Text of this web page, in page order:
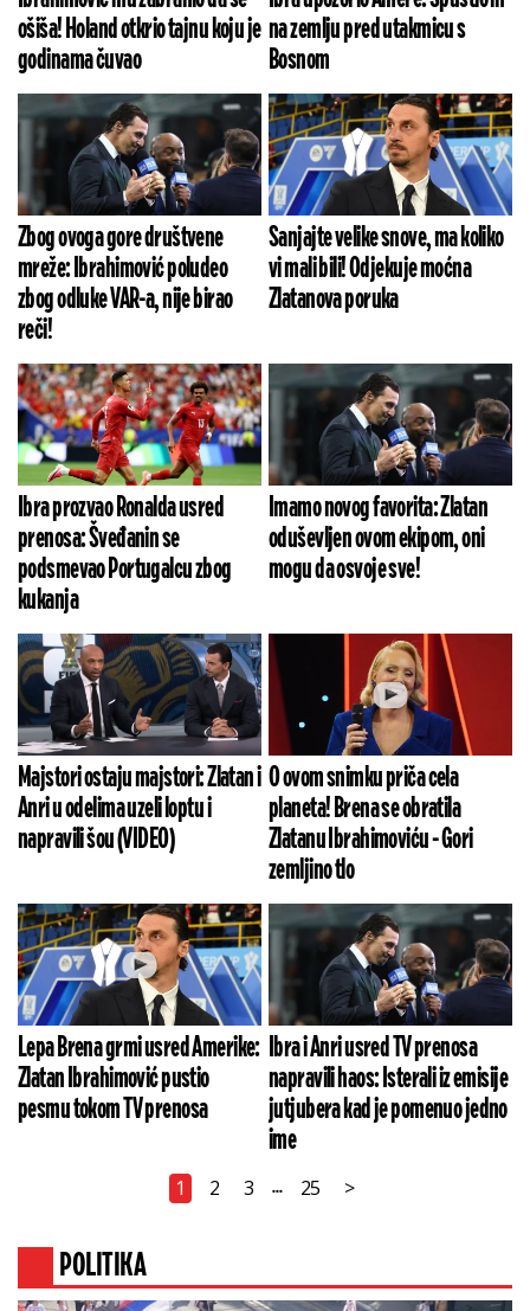
ošiša! Holand otkrio tajnu koju je
godinama čuvao
na zemlju pred utakmicu s
Bosnom
Zbog ovoga gore društvene
mreže: Ibrahimović poludeo
zbog odluke VAR-a, nije birao
reči!
Sanjajte velike snove, ma koliko
vi mali bili! Odjekuje moćna
Zlatanova poruka
Ibra prozvao Ronalda usred
prenosa: Šveđanin se
podsmevao Portugalcu zbog
kukanja
Imamo novog favorita: Zlatan
oduševljen ovom ekipom, oni
mogu da osvoje sve!
Majstori ostaju majstori: Zlatan i
Anri u odelima uzeli loptu i
napravili šou (VIDEO)
O ovom snimku priča cela
planeta! Brena se obratila
Zlatanu Ibrahimoviću - Gori
zemljino tlo
Lepa Brena grmi usred Amerike:
Zlatan Ibrahimović pustio
pesmu tokom TV prenosa
Ibra i Anri usred TV prenosa
napravili haos: Isterali iz emisije
jutjubera kad je pomenuo jedno
ime
1 2 3 ... 25 >
POLITIKA